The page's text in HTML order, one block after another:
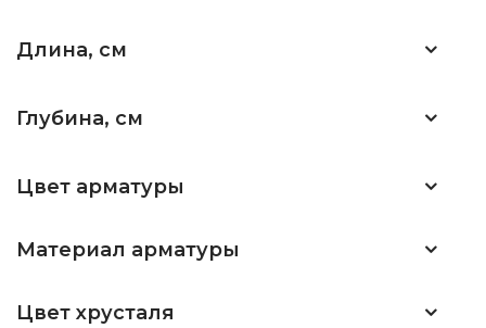
Длина, см
Глубина, см
Цвет арматуры
Материал арматуры
Цвет хрусталя